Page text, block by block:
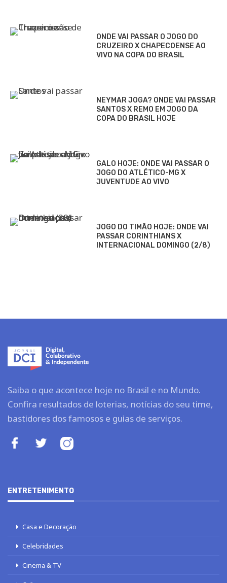
ONDE VAI PASSAR O JOGO DO
CRUZEIRO X CHAPECOENSE AO
VIVO NA COPA DO BRASIL
NEYMAR JOGA? ONDE VAI PASSAR
SANTOS X REMO EM JOGO DA
COPA DO BRASIL HOJE
GALO HOJE: ONDE VAI PASSAR O
JOGO DO ATLÉTICO-MG X
JUVENTUDE AO VIVO
JOGO DO TIMÃO HOJE: ONDE VAI
PASSAR CORINTHIANS X
INTERNACIONAL DOMINGO (2/8)
Saiba o que acontece hoje no Brasil e no Mundo.
Confira resultados de loterias, notícias do seu time,
bastidores dos famosos e guias de serviços.
ENTRETENIMENTO
Casa e Decoração
Celebridades
Cinema & TV